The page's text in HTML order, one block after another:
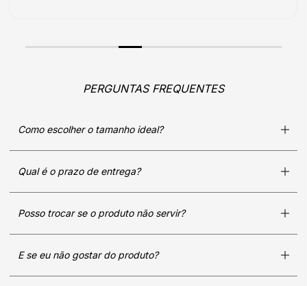
PERGUNTAS FREQUENTES
Como escolher o tamanho ideal?
Qual é o prazo de entrega?
Posso trocar se o produto não servir?
E se eu não gostar do produto?